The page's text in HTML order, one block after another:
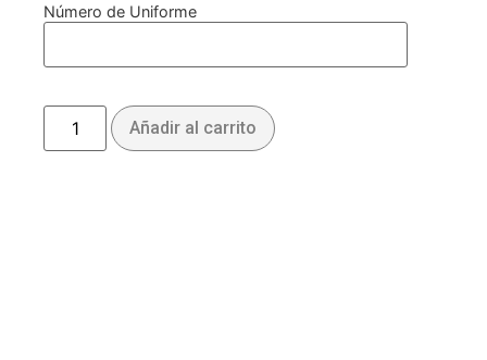
Número de Uniforme
Añadir al carrito